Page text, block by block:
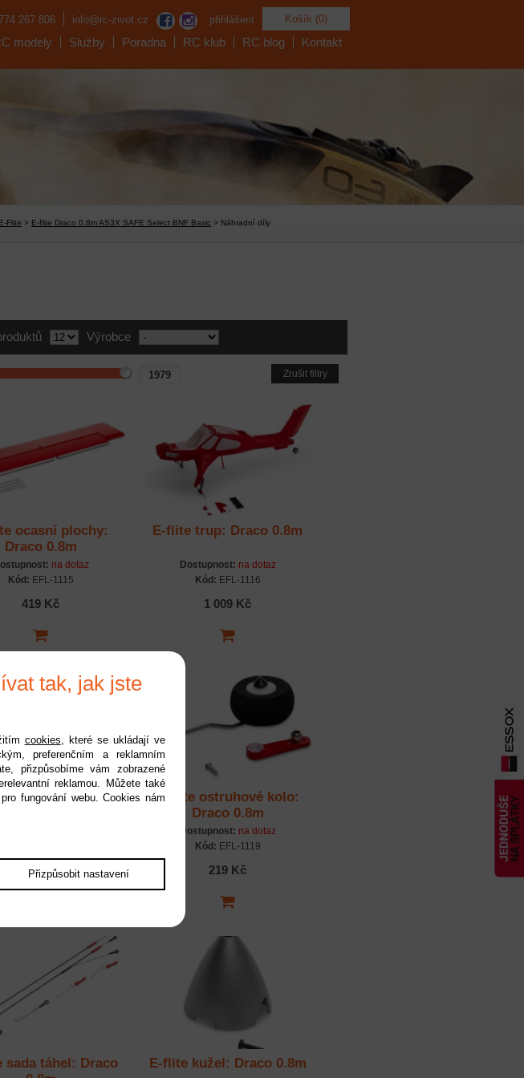
Košík (0)
přihlášení
267 806 info@rc-zivot.cz
modely Služby Poradna RC klub RC blog Kontakt
E-Flite > E-flite Draco 0.8m AS3X SAFE Select BNF Basic > Náhradní díly
Výrobce
Zrušit filtry
ocasní plochy:
Draco 0.8m
na dotaz
Kód: EFL-1115
419 Kč
E-flite trup: Draco 0.8m
Dostupnost: na dotaz
Kód: EFL-1116
1 009 Kč
řízení: Draco
219 Kč
E-flite ostruhové kolo:
Draco 0.8m
Dostupnost: na dotaz
Kód: EFL-1119
219 Kč
sada táhel: Draco
E-flite kužel: Draco 0.8m
tak, jak jste
cookies, které se ukládají ve
preferenčním a reklamním
přizpůsobíme vám zobrazené
reklamou. Můžete také
fungování webu. Cookies nám
Přizpůsobit nastavení